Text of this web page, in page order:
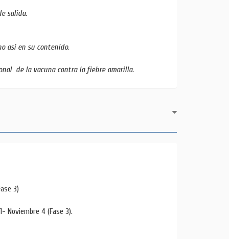
salida.
así en su contenido.
de la vacuna contra la fiebre amarilla.
3)
Noviembre 4 (Fase 3).